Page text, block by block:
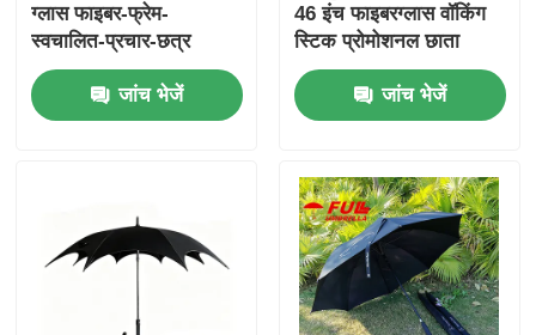
ग्लास फाइबर-फ्रेम-
स्वचालित-प्रचार-छत्र
जांच भेजें
46 इंच फाइबरग्लास वॉकिंग
स्टिक प्रोमोशनल छाता
जांच भेजें